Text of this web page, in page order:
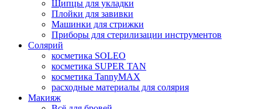
Щипцы для укладки
Плойки для завивки
Машинки для стрижки
Приборы для стерилизации инструментов
Солярий
косметика SOLEO
косметика SUPER TAN
косметика TannyMAX
расходные материалы для солярия
Макияж